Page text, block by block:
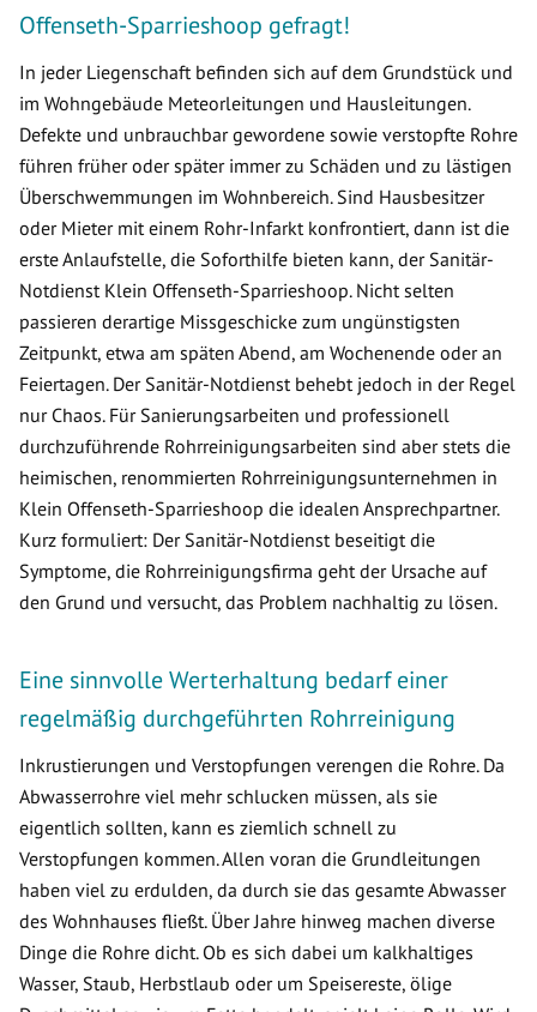
Offenseth-Sparrieshoop gefragt!
In jeder Liegenschaft befinden sich auf dem Grundstück und
im Wohngebäude Meteorleitungen und Hausleitungen.
Defekte und unbrauchbar gewordene sowie verstopfte Rohre
führen früher oder später immer zu Schäden und zu lästigen
Überschwemmungen im Wohnbereich. Sind Hausbesitzer
oder Mieter mit einem Rohr-Infarkt konfrontiert, dann ist die
erste Anlaufstelle, die Soforthilfe bieten kann, der Sanitär-
Notdienst Klein Offenseth-Sparrieshoop. Nicht selten
passieren derartige Missgeschicke zum ungünstigsten
Zeitpunkt, etwa am späten Abend, am Wochenende oder an
Feiertagen. Der Sanitär-Notdienst behebt jedoch in der Regel
nur Chaos. Für Sanierungsarbeiten und professionell
durchzuführende Rohrreinigungsarbeiten sind aber stets die
heimischen, renommierten Rohrreinigungsunternehmen in
Klein Offenseth-Sparrieshoop die idealen Ansprechpartner.
Kurz formuliert: Der Sanitär-Notdienst beseitigt die
Symptome, die Rohrreinigungsfirma geht der Ursache auf
den Grund und versucht, das Problem nachhaltig zu lösen.
Eine sinnvolle Werterhaltung bedarf einer
regelmäßig durchgeführten Rohrreinigung
Inkrustierungen und Verstopfungen verengen die Rohre. Da
Abwasserrohre viel mehr schlucken müssen, als sie
eigentlich sollten, kann es ziemlich schnell zu
Verstopfungen kommen. Allen voran die Grundleitungen
haben viel zu erdulden, da durch sie das gesamte Abwasser
des Wohnhauses fließt. Über Jahre hinweg machen diverse
Dinge die Rohre dicht. Ob es sich dabei um kalkhaltiges
Wasser, Staub, Herbstlaub oder um Speisereste, ölige